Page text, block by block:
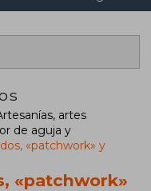
artes
de aguja y
«patchwork» y
«patchwork»